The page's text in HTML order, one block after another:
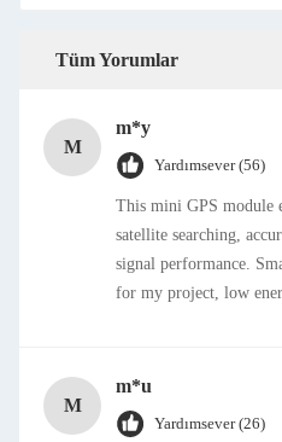
Tüm Yorumlar
M
m*y
Yardımsever (56)
This mini GPS module
satellite searching,
signal performance.
for my project, low
M
m*u
Yardımsever (26)